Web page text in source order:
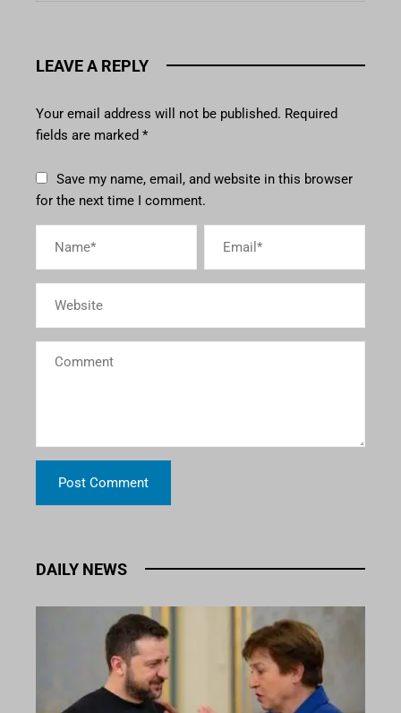
LEAVE A REPLY
Your email address will not be published. Required
fields are marked *
Save my name, email, and website in this browser
for the next time I comment.
DAILY NEWS